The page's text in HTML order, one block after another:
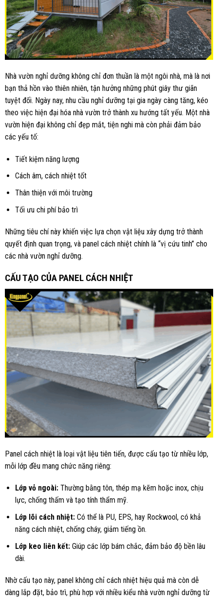
Nhà vườn nghỉ dưỡng không chỉ đơn thuần là một ngôi nhà, mà là nơi
bạn thả hồn vào thiên nhiên, tận hưởng những phút giây thư giãn
tuyệt đối. Ngày nay, nhu cầu nghỉ dưỡng tại gia ngày càng tăng, kéo
theo việc hiện đại hóa nhà vườn trở thành xu hướng tất yếu. Một nhà
vườn hiện đại không chỉ đẹp mắt, tiện nghi mà còn phải đảm bảo
các yếu tố:
Tiết kiệm năng lượng
Cách âm, cách nhiệt tốt
Thân thiện với môi trường
Tối ưu chi phí bảo trì
Những tiêu chí này khiến việc lựa chọn vật liệu xây dựng trở thành
quyết định quan trọng, và panel cách nhiệt chính là “vị cứu tinh” cho
các nhà vườn nghỉ dưỡng.
CẤU TẠO CỦA PANEL CÁCH NHIỆT
Panel cách nhiệt là loại vật liệu tiên tiến, được cấu tạo từ nhiều lớp,
mỗi lớp đều mang chức năng riêng:
Lớp vỏ ngoài: Thường bằng tôn, thép mạ kẽm hoặc inox, chịu
lực, chống thấm và tạo tính thẩm mỹ.
Lớp lõi cách nhiệt: Có thể là PU, EPS, hay Rockwool, có khả
năng cách nhiệt, chống cháy, giảm tiếng ồn.
Lớp keo liên kết: Giúp các lớp bám chắc, đảm bảo độ bền lâu
dài.
Nhờ cấu tạo này, panel không chỉ cách nhiệt hiệu quả mà còn dễ
dàng lắp đặt, bảo trì, phù hợp với nhiều kiểu nhà vườn nghỉ dưỡng từ